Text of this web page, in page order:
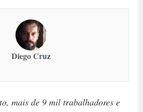
Diego Cruz
mais de 9 mil trabalhadores e